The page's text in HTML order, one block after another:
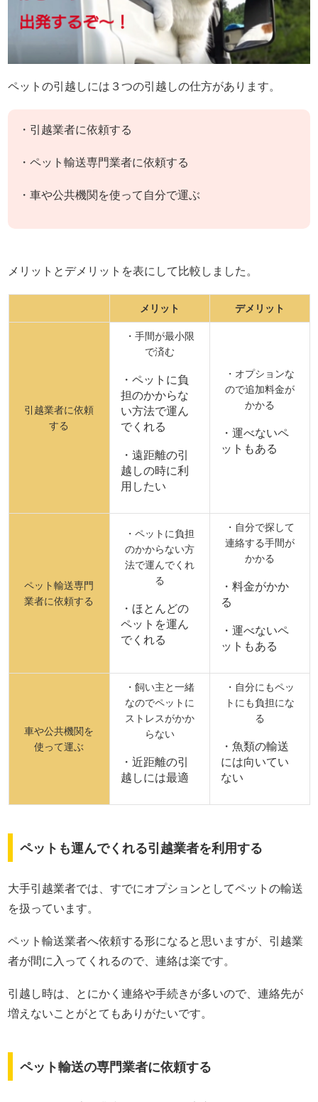
ペットの引越しには３つの引越しの仕方があります。
・引越業者に依頼する
・ペット輸送専門業者に依頼する
・車や公共機関を使って自分で運ぶ
メリットとデメリットを表にして比較しました。
メリット デメリット
引越業者に依頼
する
・手間が最小限
で済む
・ペットに負
担のかからな
い方法で運ん
でくれる
・遠距離の引
越しの時に利
用したい
・オプションな
ので追加料金が
かかる
・運べないペ
ットもある
ペット輸送専門
業者に依頼する
・ペットに負担
のかからない方
法で運んでくれ
る
・ほとんどの
ペットを運ん
でくれる
・自分で探して
連絡する手間が
かかる
・料金がかか
る
・運べないペ
ットもある
車や公共機関を
使って運ぶ
・飼い主と一緒
なのでペットに
ストレスがかか
らない
・近距離の引
越しには最適
・自分にもペッ
トにも負担にな
る
・魚類の輸送
には向いてい
ない
ペットも運んでくれる引越業者を利用する
大手引越業者では、すでにオプションとしてペットの輸送
を扱っています。
ペット輸送業者へ依頼する形になると思いますが、引越業
者が間に入ってくれるので、連絡は楽です。
引越し時は、とにかく連絡や手続きが多いので、連絡先が
増えないことがとてもありがたいです。
ペット輸送の専門業者に依頼する